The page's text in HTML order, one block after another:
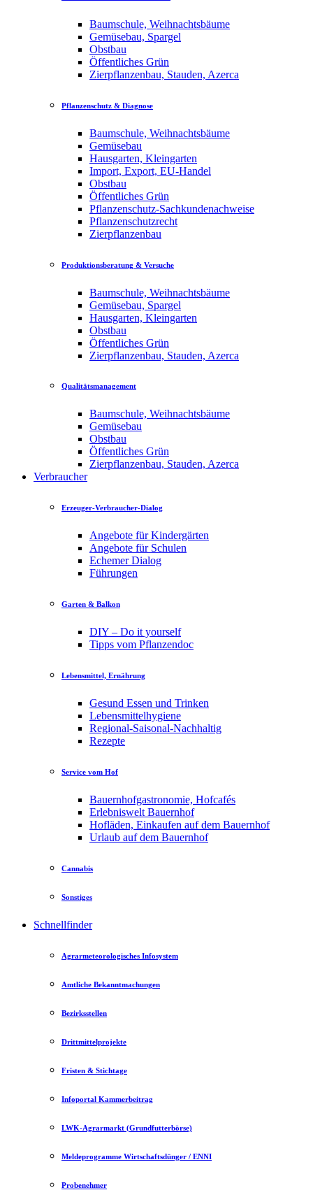
Baumschule, Weihnachtsbäume
Gemüsebau, Spargel
Obstbau
Öffentliches Grün
Zierpflanzenbau, Stauden, Azerca
Pflanzenschutz & Diagnose
Baumschule, Weihnachtsbäume
Gemüsebau
Hausgarten, Kleingarten
Import, Export, EU-Handel
Obstbau
Öffentliches Grün
Pflanzenschutz-Sachkundenachweise
Pflanzenschutzrecht
Zierpflanzenbau
Produktionsberatung & Versuche
Baumschule, Weihnachtsbäume
Gemüsebau, Spargel
Hausgarten, Kleingarten
Obstbau
Öffentliches Grün
Zierpflanzenbau, Stauden, Azerca
Qualitätsmanagement
Baumschule, Weihnachtsbäume
Gemüsebau
Obstbau
Öffentliches Grün
Zierpflanzenbau, Stauden, Azerca
Verbraucher
Erzeuger-Verbraucher-Dialog
Angebote für Kindergärten
Angebote für Schulen
Echemer Dialog
Führungen
Garten & Balkon
DIY – Do it yourself
Tipps vom Pflanzendoc
Lebensmittel, Ernährung
Gesund Essen und Trinken
Lebensmittelhygiene
Regional-Saisonal-Nachhaltig
Rezepte
Service vom Hof
Bauernhofgastronomie, Hofcafés
Erlebniswelt Bauernhof
Hofläden, Einkaufen auf dem Bauernhof
Urlaub auf dem Bauernhof
Cannabis
Sonstiges
Schnellfinder
Agrarmeteorologisches Infosystem
Amtliche Bekanntmachungen
Bezirksstellen
Drittmittelprojekte
Fristen & Stichtage
Infoportal Kammerbeitrag
LWK-Agrarmarkt (Grundfutterbörse)
Meldeprogramme Wirtschaftsdünger / ENNI
Probenehmer